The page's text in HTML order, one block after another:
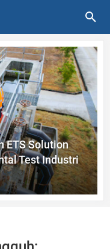
ETS Solution
Test Industri